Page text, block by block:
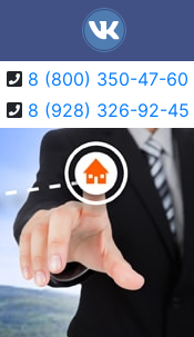
8 (800) 350-47-60
8 (928) 326-92-45